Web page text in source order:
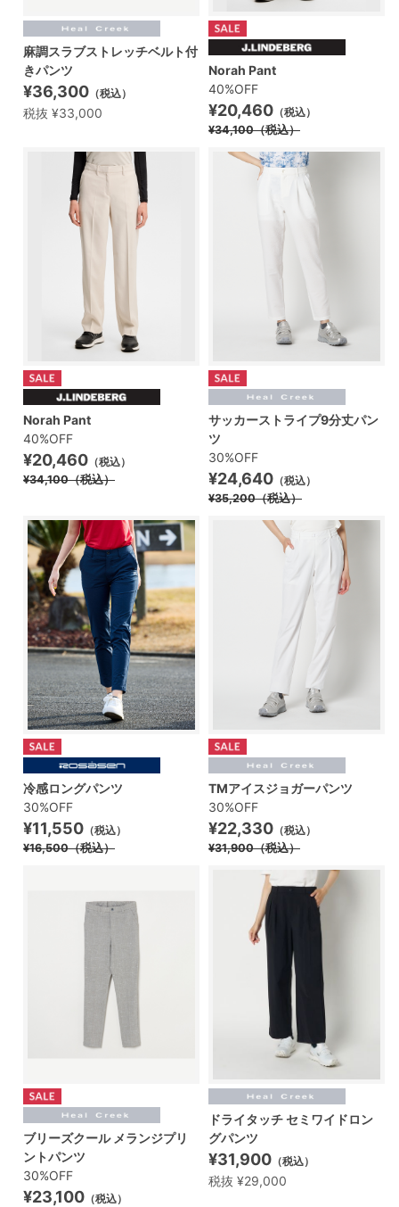
麻調スラブストレッチベルト付
きパンツ
¥36,300 （税込）
税抜 ¥33,000
Norah Pant
40%OFF
¥20,460 （税込）
¥34,100（税込）
Norah Pant
40%OFF
¥20,460 （税込）
¥34,100（税込）
サッカーストライプ9分丈パン
ツ
30%OFF
¥24,640 （税込）
¥35,200（税込）
冷感ロングパンツ
30%OFF
¥11,550 （税込）
¥16,500（税込）
TMアイスジョガーパンツ
30%OFF
¥22,330 （税込）
¥31,900（税込）
ブリーズクール メランジプリ
ントパンツ
30%OFF
¥23,100 （税込）
ドライタッチ セミワイドロン
グパンツ
¥31,900 （税込）
税抜 ¥29,000